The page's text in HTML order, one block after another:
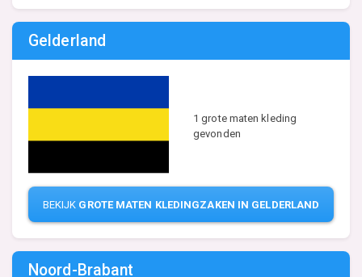
Gelderland
1 grote maten kleding
gevonden
BEKIJK GROTE MATEN KLEDINGZAKEN IN GELDERLAND
Noord-Brabant